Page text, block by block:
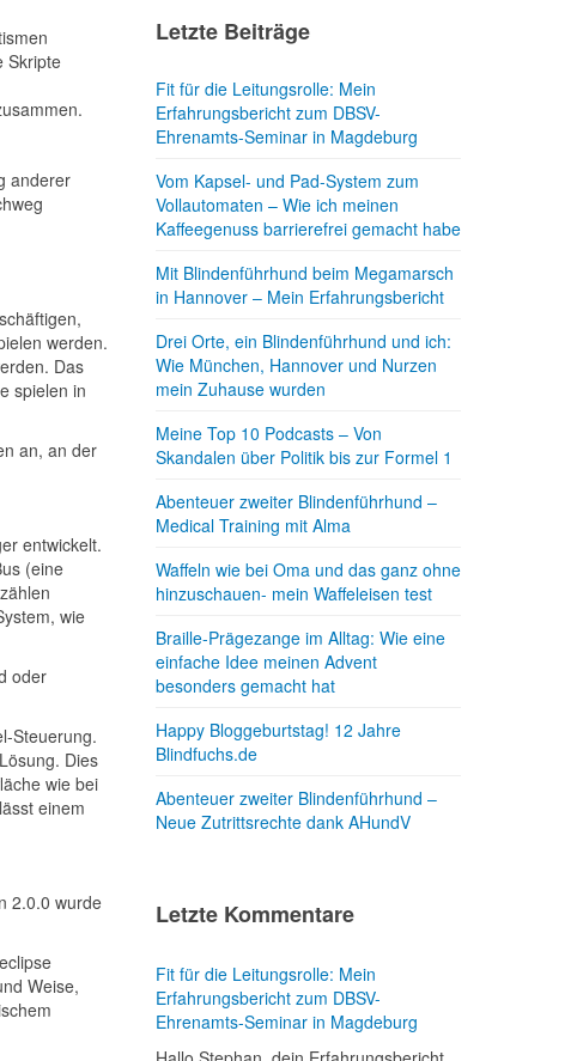
Skripte
anderer
werden.
Das
spielen in
an, an der
entwickelt.
(eine
wie
oder
Steuerung.
Dies
wie bei
einem
2.0.0 wurde
Weise,
Letzte Beiträge
Fit für die Leitungsrolle: Mein
Erfahrungsbericht zum DBSV-
Ehrenamts-Seminar in Magdeburg
Vom Kapsel- und Pad-System zum
Vollautomaten – Wie ich meinen
Kaffeegenuss barrierefrei gemacht habe
Mit Blindenführhund beim Megamarsch
in Hannover – Mein Erfahrungsbericht
Drei Orte, ein Blindenführhund und ich:
Wie München, Hannover und Nurzen
mein Zuhause wurden
Meine Top 10 Podcasts – Von
Skandalen über Politik bis zur Formel 1
Abenteuer zweiter Blindenführhund –
Medical Training mit Alma
Waffeln wie bei Oma und das ganz ohne
hinzuschauen- mein Waffeleisen test
Braille-Prägezange im Alltag: Wie eine
einfache Idee meinen Advent
besonders gemacht hat
Happy Bloggeburtstag! 12 Jahre
Blindfuchs.de
Abenteuer zweiter Blindenführhund –
Neue Zutrittsrechte dank AHundV
Letzte Kommentare
Fit für die Leitungsrolle: Mein
Erfahrungsbericht zum DBSV-
Ehrenamts-Seminar in Magdeburg